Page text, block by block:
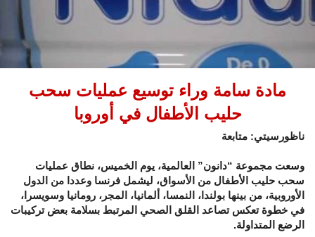
مادة سامة وراء توسيع عمليات سحب
حليب الأطفال في أوروبا
ناظورسيتي: متابعة
وسعت مجموعة “دانون” العالمية، يوم الخميس، نطاق عمليات
سحب حليب الأطفال من الأسواق، ليشمل فرنسا وعددا من الدول
الأوروبية، من بينها بولندا، النمسا، ألمانيا، المجر، رومانيا وسويسرا،
في خطوة تعكس تصاعد القلق الصحي المرتبط بسلامة بعض تركيبات
الرضع المتداولة.